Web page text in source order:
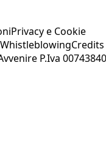
Privacy e Cookie
WhistleblowingCredits
P.Iva